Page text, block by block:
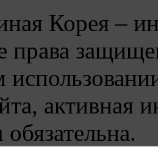
Корея –
права
активная